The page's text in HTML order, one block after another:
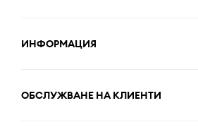
ИНФОРМАЦИЯ
ОБСЛУЖВАНЕ НА КЛИЕНТИ